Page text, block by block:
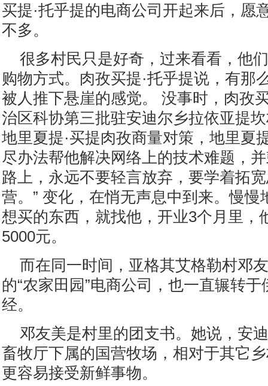
买提·托乎提的电商公司开起来后，愿
不多。
很多村民只是好奇，过来看看，他
购物方式。肉孜买提·托乎提说，有那
被人推下悬崖的感觉。 没事时，肉孜
治区科协第三批驻安迪尔乡拉依亚提
地里夏提·买提肉孜商量对策，地里夏
尽办法帮他解决网络上的技术难题，
路上，永远不要轻言放弃，要学着拓
营。” 变化，在悄无声息中到来。慢慢
想买的东西，就找他，开业3个月里，
5000元。
而在同一时间，亚格其艾格勒村邓
的“农家田园”电商公司，也一直辗转
经。
邓友美是村里的团支书。她说，安
畜牧厅下属的国营牧场，相对于其它
更容易接受新鲜事物。